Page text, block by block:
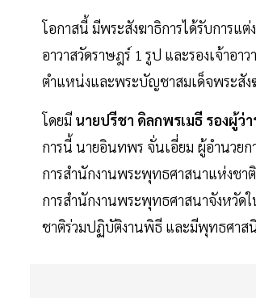
โอกาสนี้ มีพระสังฆาธิการได้รับการแ
อาวาสวัดราษฎร์ 1 รูป และรองเจ้าอ
ตำแหน่งและพระบัญชาสมเด็จพระสัง
โดยมี นายปรีชา ดิลกพรเมธี รองผู้ว่
การนี้ นายอินทพร จั่นเอี่ยม ผู้อำนวย
การสำนักงานพระพุทธศาสนาแห่งชา
การสำนักงานพระพุทธศาสนาจังหวัด
ชาติร่วมปฏิบัติงานพิธี และมีพุทธศา